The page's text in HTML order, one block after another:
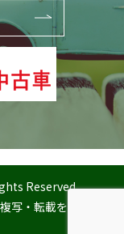
Reserved.
写・転載を禁じま